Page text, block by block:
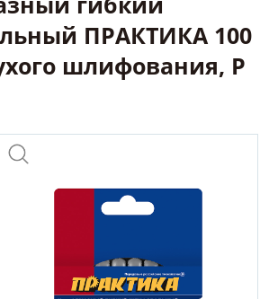
ПРАКТИКА 100
шлифования, P